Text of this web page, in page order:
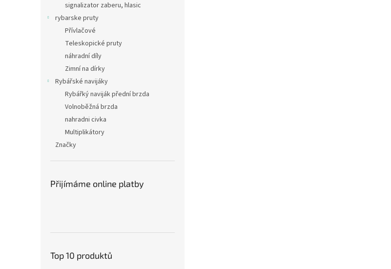
signalizator zaberu, hlasic
rybarske pruty
Přívlačové
Teleskopické pruty
náhradní díly
Zimní na dírky
Rybářské navijáky
Rybářký naviják přední brzda
Volnoběžná brzda
nahradni civka
Multiplikátory
Značky
Přijímáme online platby
Top 10 produktů